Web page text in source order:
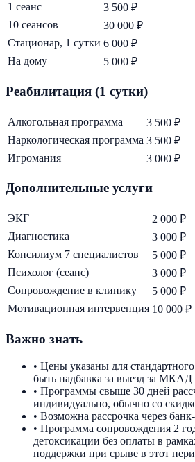
1 сеанс
3 500 ₽
10 сеансов
30 000 ₽
Стационар, 1 сутки 6 000 ₽
На дому
5 000 ₽
Реабилитация (1 сутки)
Алкогольная программа
3 500 ₽
Наркологическая программа 3 500 ₽
Игромания
3 000 ₽
Дополнительные услуги
ЭКГ
2 000 ₽
Диагностика
3 000 ₽
Консилиум 7 специалистов
5 000 ₽
Психолог (сеанс)
3 000 ₽
Сопровождение в клинику
5 000 ₽
Мотивационная интервенция 10 000 ₽
Важно знать
• Цены указаны для
быть надбавка за выезд за МКАД
• Программы свыше 30 дней
индивидуально, обычно со
• Возможна рассрочка через
• Программа сопровождения 2
детоксикации без оплаты в
поддержки при срыве в этот